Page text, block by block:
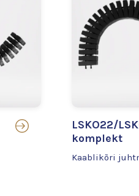
LSKO22/
komplekt
Kaablikõri